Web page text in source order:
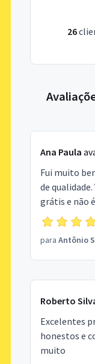
26
Ana Paula
Fui muito
de
grátis e não
para Antônio
Roberto
Excelentes
honestos e
muito